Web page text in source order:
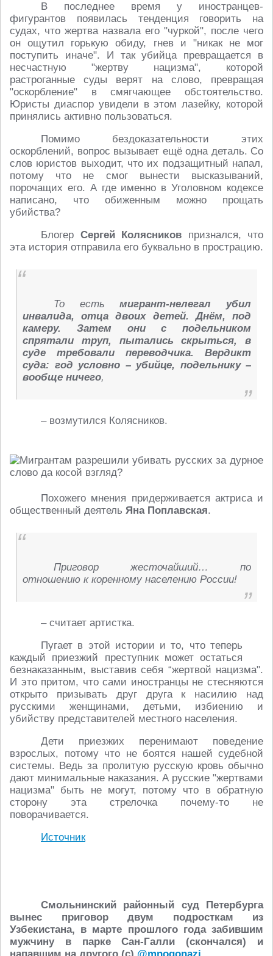
В последнее время у иностранцев-
фигурантов появилась тенденция говорить на
судах, что жертва назвала его "чуркой", после чего
он ощутил горькую обиду, гнев и "никак не мог
поступить иначе". И так убийца превращается в
несчастную "жертву нацизма", которой
растроганные суды верят на слово, превращая
"оскорбление" в смягчающее обстоятельство.
Юристы диаспор увидели в этом лазейку, которой
принялись активно пользоваться.
Помимо бездоказательности этих
оскорблений, вопрос вызывает ещё одна деталь. Со
слов юристов выходит, что их подзащитный напал,
потому что не смог вынести высказываний,
порочащих его. А где именно в Уголовном кодексе
написано, что обиженным можно прощать
убийства?
Блогер Сергей Колясников признался, что
эта история отправила его буквально в прострацию.
То естьмигрант-нелегал убил
инвалида, отца двоих детей. Днём, под
камеру. Затем они с подельником
спрятали труп, пытались скрыться, в
суде требовали переводчика. Вердикт
суда: год условно – убийце, подельнику –
вообще ничего,
– возмутился Колясников.
Похожего мнения придерживается актриса и
общественный деятель Яна Поплавская.
Приговор жесточайший… по
отношению к коренному населению России!
– считает артистка.
Пугает в этой истории и то, что теперь
каждый приезжий преступник может остаться
безнаказанным, выставив себя “жертвой нацизма".
И это притом, что сами иностранцы не стесняются
открыто призывать друг друга к насилию над
русскими женщинами, детьми, избиению и
убийству представителей местного населения.
Дети приезжих перенимают поведение
взрослых, потому что не боятся нашей судебной
системы. Ведь за пролитую русскую кровь обычно
дают минимальные наказания. А русские "жертвами
нацизма" быть не могут, потому что в обратную
сторону эта стрелочка почему-то не
поворачивается.
Источник
Смольнинский районный суд Петербурга
вынес приговор двум подросткам из
Узбекистана, в марте прошлого года забившим
мужчину в парке Сан-Галли (скончался) и